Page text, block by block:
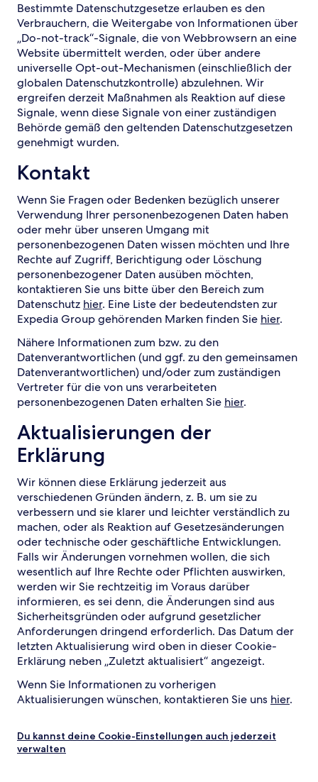
Bestimmte Datenschutzgesetze erlauben es den
Verbrauchern, die Weitergabe von Informationen über
„Do-not-track“-Signale, die von Webbrowsern an eine
Website übermittelt werden, oder über andere
universelle Opt-out-Mechanismen (einschließlich der
globalen Datenschutzkontrolle) abzulehnen. Wir
ergreifen derzeit Maßnahmen als Reaktion auf diese
Signale, wenn diese Signale von einer zuständigen
Behörde gemäß den geltenden Datenschutzgesetzen
genehmigt wurden.
Kontakt
Wenn Sie Fragen oder Bedenken bezüglich unserer
Verwendung Ihrer personenbezogenen Daten haben
oder mehr über unseren Umgang mit
personenbezogenen Daten wissen möchten und Ihre
Rechte auf Zugriff, Berichtigung oder Löschung
personenbezogener Daten ausüben möchten,
kontaktieren Sie uns bitte über den Bereich zum
Datenschutz hier. Eine Liste der bedeutendsten zur
Expedia Group gehörenden Marken finden Sie hier.
Nähere Informationen zum bzw. zu den
Datenverantwortlichen (und ggf. zu den gemeinsamen
Datenverantwortlichen) und/oder zum zuständigen
Vertreter für die von uns verarbeiteten
personenbezogenen Daten erhalten Sie hier.
Aktualisierungen der
Erklärung
Wir können diese Erklärung jederzeit aus
verschiedenen Gründen ändern, z. B. um sie zu
verbessern und sie klarer und leichter verständlich zu
machen, oder als Reaktion auf Gesetzesänderungen
oder technische oder geschäftliche Entwicklungen.
Falls wir Änderungen vornehmen wollen, die sich
wesentlich auf Ihre Rechte oder Pflichten auswirken,
werden wir Sie rechtzeitig im Voraus darüber
informieren, es sei denn, die Änderungen sind aus
Sicherheitsgründen oder aufgrund gesetzlicher
Anforderungen dringend erforderlich. Das Datum der
letzten Aktualisierung wird oben in dieser Cookie-
Erklärung neben „Zuletzt aktualisiert“ angezeigt.
Wenn Sie Informationen zu vorherigen
Aktualisierungen wünschen, kontaktieren Sie uns hier.
Du kannst deine Cookie-Einstellungen auch jederzeit
verwalten